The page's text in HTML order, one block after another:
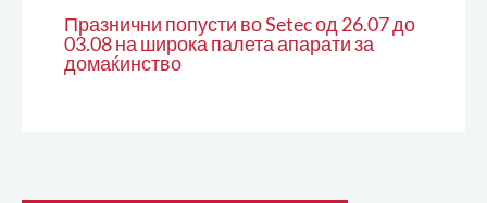
Празнични попусти во Setec од 26.07 до
03.08 на широка палета апарати за
домаќинство